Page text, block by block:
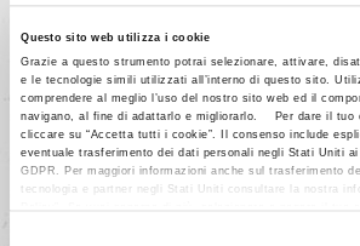
Questo sito web utilizza i cookie
Grazie a questo strumento potrai selezionare, attivare,
e le tecnologie simili utilizzati all’interno di questo sito.
comprendere al meglio l’uso del nostro sito web ed il
navigano, al fine di adattarlo e migliorarlo. Per dare il tuo
cliccare su “Accetta tutti i cookie”. Il consenso include
eventuale trasferimento dei dati personali negli Stati Uniti
GDPR. Per maggiori informazioni anche sul trasferimento
tecnologia e partner negli Stati Uniti consultare la nostra
4/7